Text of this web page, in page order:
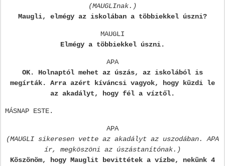
(MAUGLInak.)
Maugli, elmégy az iskolában a többiekkel úszni?
MAUGLI
Elmégy a többiekkel úszni.
APA
OK. Holnaptól mehet az úszás, az iskolából is
megírták. Arra azért kíváncsi vagyok, hogy küzdi le
az akadályt, hogy fél a víztől.
MÁSNAP ESTE.
APA
(MAUGLI sikeresen vette az akadályt az uszodában. APA
ír, megköszöni az úszástanítónak.)
Köszönöm, hogy Mauglit bevittétek a vízbe, nekünk 4